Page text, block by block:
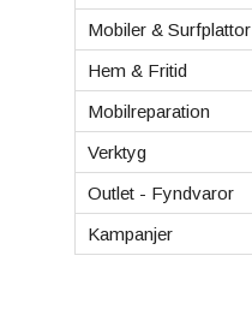
Mobiler & Surfplattor
Hem & Fritid
Mobilreparation
Verktyg
Outlet - Fyndvaror
Kampanjer